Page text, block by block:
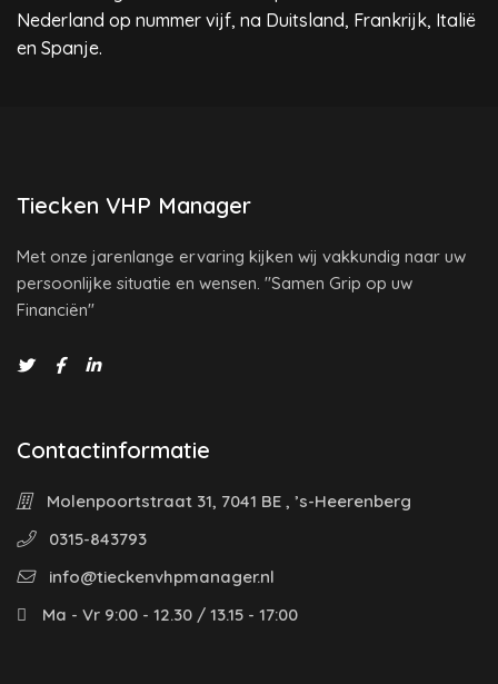
Nederland op nummer vijf, na Duitsland, Frankrijk, Italië
en Spanje.
Tiecken VHP Manager
Met onze jarenlange ervaring kijken wij vakkundig naar uw
persoonlijke situatie en wensen. "Samen Grip op uw
Financiën"
Contactinformatie
Molenpoortstraat 31, 7041 BE , ’s-Heerenberg
0315-843793
info@tieckenvhpmanager.nl
Ma - Vr 9:00 - 12.30 / 13.15 - 17:00